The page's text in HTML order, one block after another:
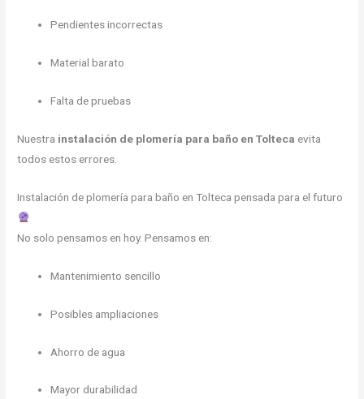
Pendientes incorrectas
Material barato
Falta de pruebas
Nuestra instalación de plomería para baño en Tolteca evita
todos estos errores.
Instalación de plomería para baño en Tolteca pensada para el futuro
No solo pensamos en hoy. Pensamos en:
Mantenimiento sencillo
Posibles ampliaciones
Ahorro de agua
Mayor durabilidad